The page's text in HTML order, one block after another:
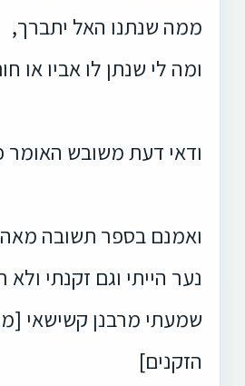
ממה שנתנו האל יתברך,
ומה לי שנתן לו אביו או
ודאי דעת משובש האומר
ואמנם בספר תשובה
נער הייתי וגם זקנתי ולא
שמעתי מרבנן קשישאי
הזקנים]